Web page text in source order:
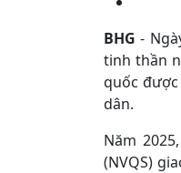
BHG -
tinh thần
quốc
dân.
Năm
(NVQS)